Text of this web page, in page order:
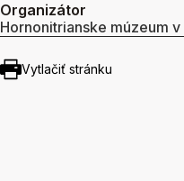
Organizátor
Hornonitrianske múzeum
Vytlačiť stránku